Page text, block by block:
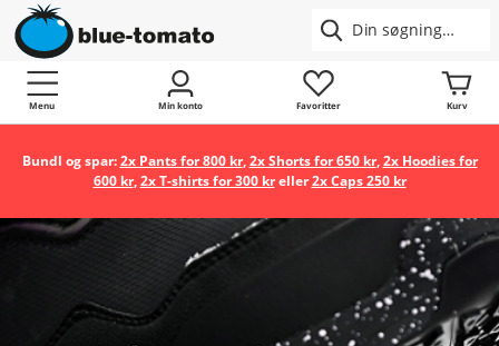
Menu Min konto Favoritter Kurv
Bundl og spar:2x Pants for 800 kr,2x Shorts for 650 kr,2x Hoodies for
600 kr,2x T-shirts for 300 kreller2x Caps 250 kr